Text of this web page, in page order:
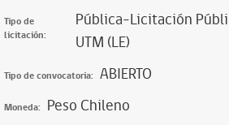
Tipo de
licitación:
Pública-Licitación
UTM (LE)
Tipo de convocatoria: ABIERTO
Moneda: Peso Chileno